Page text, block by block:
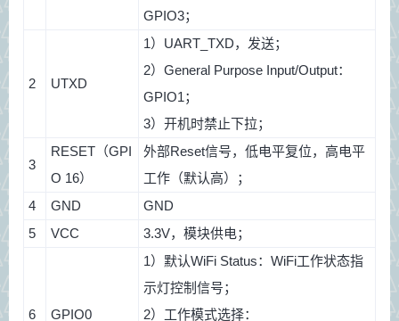
GPIO3；
2 UTXD
1）UART_TXD，发送；
2）General Purpose Input/Output：
GPIO1；
3）开机时禁止下拉；
3
RESET（GPI
O 16）
外部Reset信号，低电平复位，高电平
工作（默认高）；
4
GND
GND
5
VCC 3.3V，模块供电；
6 GPIO0
1）默认WiFi Status：WiFi工作状态指
示灯控制信号；
2）工作模式选择：